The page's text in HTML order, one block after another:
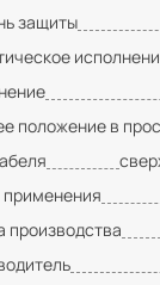
защиты
положение в
производства